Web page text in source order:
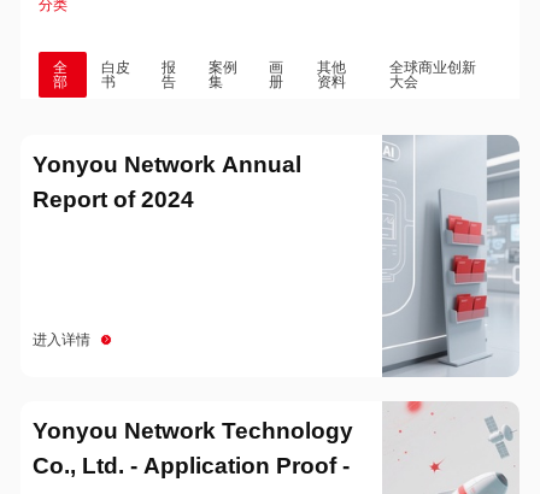
分类
全
部
白皮
书
报
告
案例
集
画
册
其他
资料
全球商业创新
大会
Yonyou Network Annual
Report of 2024
进入详情
Yonyou Network Technology
Co., Ltd. - Application Proof -